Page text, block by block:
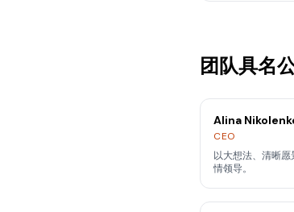
团队具名
Alina
CEO
以大想法、清晰
情领导。